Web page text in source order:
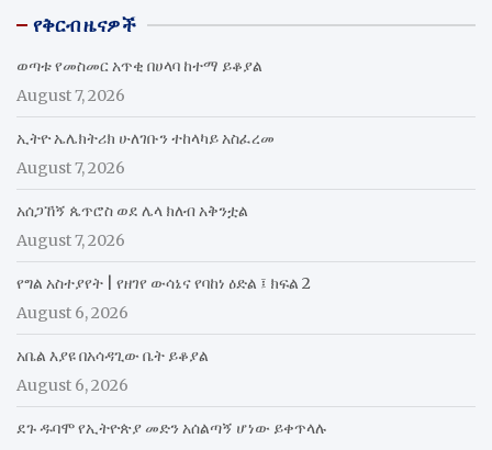
የቅርብ ዜናዎች
ወጣቱ የመስመር አጥቂ በሀላባ ከተማ ይቆያል
August 7, 2026
ኢትዮ ኤሌክትሪክ ሁለገቡን ተከላካይ አስፈረመ
August 7, 2026
አሰጋኸኝ ጴጥሮስ ወደ ሌላ ክለብ አቅንቷል
August 7, 2026
የግል አስተያየት | የዘገየ ውሳኔና የባከነ ዕድል ፤ ክፍል 2
August 6, 2026
አቤል እያዩ በአሳዳጊው ቤት ይቆያል
August 6, 2026
ደጉ ዱባሞ የኢትዮጵያ መድን አሰልጣኝ ሆነው ይቀጥላሉ